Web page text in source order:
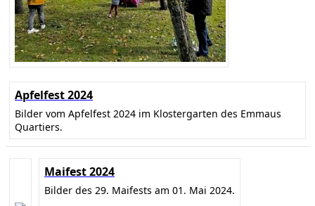
Apfelfest 2024
Bilder vom Apfelfest 2024 im Klostergarten des Emmaus
Quartiers.
Maifest 2024
Bilder des 29. Maifests am 01. Mai 2024.